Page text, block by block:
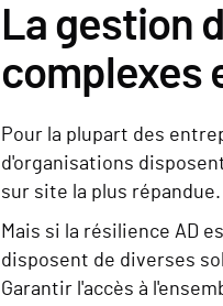
La gestion
complexes
Pour la plupart des
d'organisations
sur site la plus répandue.
Mais si la résilience AD
disposent de diverses
Garantir l'accès à